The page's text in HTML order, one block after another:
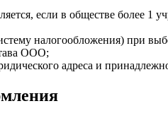
если в обществе более 1
налогообложения) при
ООО;
адреса и